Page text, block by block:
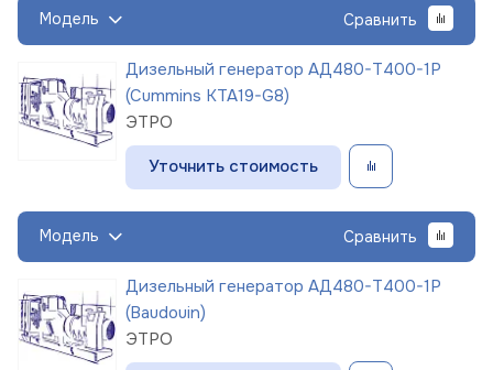
Модель Сравнить
Дизельный генератор АД480-Т400-1Р
(Cummins KTA19-G8)
ЭТРО
Уточнить стоимость
Модель Сравнить
Дизельный генератор АД480-Т400-1Р
(Baudouin)
ЭТРО